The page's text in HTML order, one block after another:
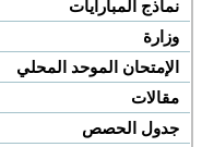
نماذج المبارايات
وزارة
الإمتحان الموحد المحلي
مقالات
جدول الحصص